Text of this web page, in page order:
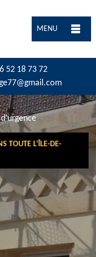
MENU
52 18 73 72
TOUTE L’ÎLE-DE-